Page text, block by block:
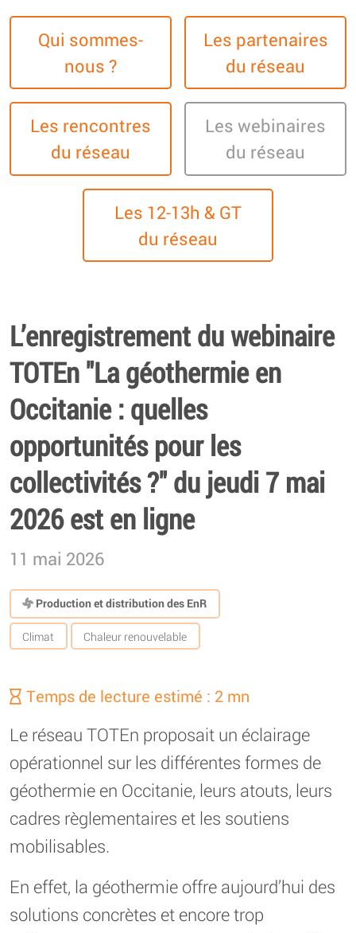
Qui sommes-
nous ?
Les partenaires
du réseau
Les rencontres
du réseau
Les webinaires
du réseau
Les 12-13h & GT
du réseau
L’enregistrement du webinaire
TOTEn "La géothermie en
Occitanie : quelles
opportunités pour les
collectivités ?" du jeudi 7 mai
2026 est en ligne
11 mai 2026
Production et distribution des EnR
Climat Chaleur renouvelable
Temps de lecture estimé : 2 mn
Le réseau TOTEn proposait un éclairage
opérationnel sur les différentes formes de
géothermie en Occitanie, leurs atouts, leurs
cadres règlementaires et les soutiens
mobilisables.
En effet, la géothermie offre aujourd’hui des
solutions concrètes et encore trop